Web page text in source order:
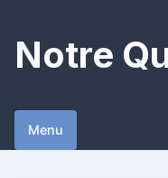
content
Notre
Menu